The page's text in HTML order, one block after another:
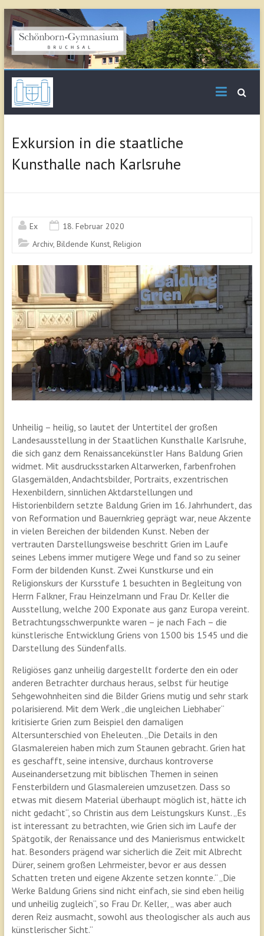
Skip
to
content
Gymnasium Bruchsal
Exkursion in die staatliche
Kunsthalle nach Karlsruhe
Ex
18. Februar 2020
Archiv, Bildende Kunst, Religion
Unheilig – heilig, so lautet der Untertitel der großen
Landesausstellung in der Staatlichen Kunsthalle Karlsruhe,
die sich ganz dem Renaissancekünstler Hans Baldung Grien
widmet. Mit ausdrucksstarken Altarwerken, farbenfrohen
Glasgemälden, Andachtsbilder, Portraits, exzentrischen
Hexenbildern, sinnlichen Aktdarstellungen und
Historienbildern setzte Baldung Grien im 16. Jahrhundert, das
von Reformation und Bauernkrieg geprägt war, neue Akzente
in vielen Bereichen der bildenden Kunst. Neben der
vertrauten Darstellungsweise beschritt Grien im Laufe
seines Lebens immer mutigere Wege und fand so zu seiner
Form der bildenden Kunst. Zwei Kunstkurse und ein
Religionskurs der Kursstufe 1 besuchten in Begleitung von
Herrn Falkner, Frau Heinzelmann und Frau Dr. Keller die
Ausstellung, welche 200 Exponate aus ganz Europa vereint.
Betrachtungsschwerpunkte waren – je nach Fach – die
künstlerische Entwicklung Griens von 1500 bis 1545 und die
Darstellung des Sündenfalls.
Religiöses ganz unheilig dargestellt forderte den ein oder
anderen Betrachter durchaus heraus, selbst für heutige
Sehgewohnheiten sind die Bilder Griens mutig und sehr stark
polarisierend. Mit dem Werk „die ungleichen Liebhaber“
kritisierte Grien zum Beispiel den damaligen
Altersunterschied von Eheleuten. „Die Details in den
Glasmalereien haben mich zum Staunen gebracht. Grien hat
es geschafft, seine intensive, durchaus kontroverse
Auseinandersetzung mit biblischen Themen in seinen
Fensterbildern und Glasmalereien umzusetzen. Dass so
etwas mit diesem Material überhaupt möglich ist, hätte ich
nicht gedacht“, so Christin aus dem Leistungskurs Kunst. „Es
ist interessant zu betrachten, wie Grien sich im Laufe der
Spätgotik, der Renaissance und des Manierismus entwickelt
hat. Besonders prägend war sicherlich die Zeit mit Albrecht
Dürer, seinem großen Lehrmeister, bevor er aus dessen
Schatten treten und eigene Akzente setzen konnte.“ „Die
Werke Baldung Griens sind nicht einfach, sie sind eben heilig
und unheilig zugleich“, so Frau Dr. Keller, „ was aber auch
deren Reiz ausmacht, sowohl aus theologischer als auch aus
künstlerischer Sicht.“